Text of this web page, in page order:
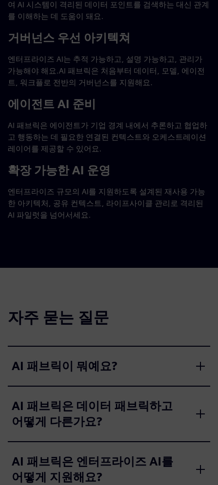
여 AI 시스템이 격리된 데이터 포인트를 검색하는 대신 관계
를 이해하는 데 도움이 돼요.
거버넌스 우선 아키텍쳐
엔터프라이즈 AI는 추적 가능하고, 설명 가능하고, 관리가
가능해야 해요.AI 패브릭은 처음부터 데이터, 모델, 에이전
트, 워크플로 전반의 거버넌스를 지원해요.
에이전트 AI 준비
AI 패브릭은 에이전트가 기업 경계 내에서 추론하고 협업하
고 행동하는 데 필요한 연결된 컨텍스트와 오케스트레이션
레이어를 제공할 수 있어요.
확장 가능한 AI 운영
엔터프라이즈 규모의 AI를 지원하도록 설계된 재사용 가능
한 아키텍처, 공유 컨텍스트, 라이프사이클 관리로 격리된
AI 파일럿을 넘어서세요.
자주 묻는 질문
AI 패브릭이 뭐예요?
AI 패브릭은 데이터 패브릭하고
어떻게 다른가요?
AI 패브릭은 엔터프라이즈 AI를
어떻게 지원해요?